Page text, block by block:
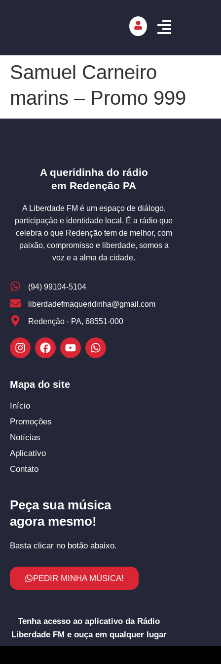
Samuel Carneiro
marins – Promo 999
A queridinha do rádio
em Redenção PA
A Liberdade FM é um espaço de diálogo,
participação e identidade local. É a rádio que
celebra o que Redenção tem de melhor, com
paixão, compromisso e liberdade, somos a
voz e a alma da cidade.
(94) 99104-5104
liberdadefmaqueridinha@gmail.com
Redenção - PA, 68551-000
Mapa do site
Início
Promoções
Notícias
Aplicativo
Contato
Peça sua música
agora mesmo!
Basta clicar no botão abaixo.
PEDIR MINHA MÚSICA!
Tenha acesso ao aplicativo da Rádio
Liberdade FM e ouça em qualquer lugar